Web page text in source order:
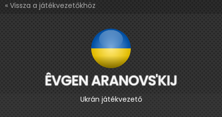
« Vissza a játékvezetőkhöz
ÊVGEN ARANOVS'KIJ
Ukrán játékvezető